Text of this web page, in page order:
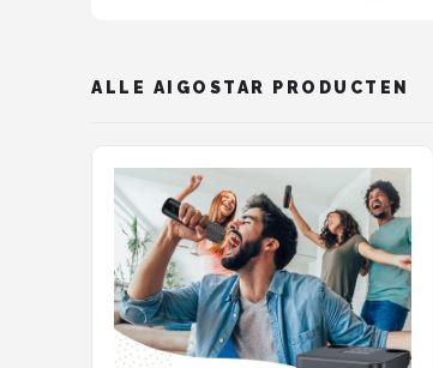
ALLE AIGOSTAR PRODUCTEN